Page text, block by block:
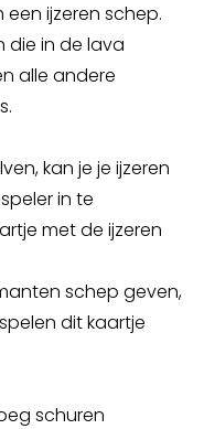
ijzeren schep.
die in de lava
alle andere
kan je je ijzeren
in te
met de ijzeren
schep geven,
dit kaartje
schuren